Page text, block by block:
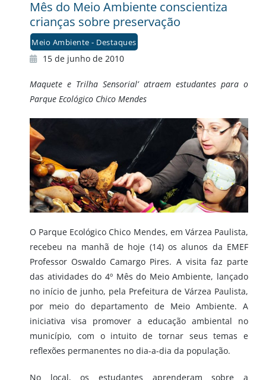
Mês do Meio Ambiente conscientiza
crianças sobre preservação
Meio Ambiente - Destaques
15 de junho de 2010
Maquete e Trilha Sensorial’ atraem estudantes para o
Parque Ecológico Chico Mendes
O Parque Ecológico Chico Mendes, em Várzea Paulista,
recebeu na manhã de hoje (14) os alunos da EMEF
Professor Oswaldo Camargo Pires. A visita faz parte
das atividades do 4º Mês do Meio Ambiente, lançado
no início de junho, pela Prefeitura de Várzea Paulista,
por meio do departamento de Meio Ambiente. A
iniciativa visa promover a educação ambiental no
município, com o intuito de tornar seus temas e
reflexões permanentes no dia-a-dia da população.
No local, os estudantes aprenderam sobre a